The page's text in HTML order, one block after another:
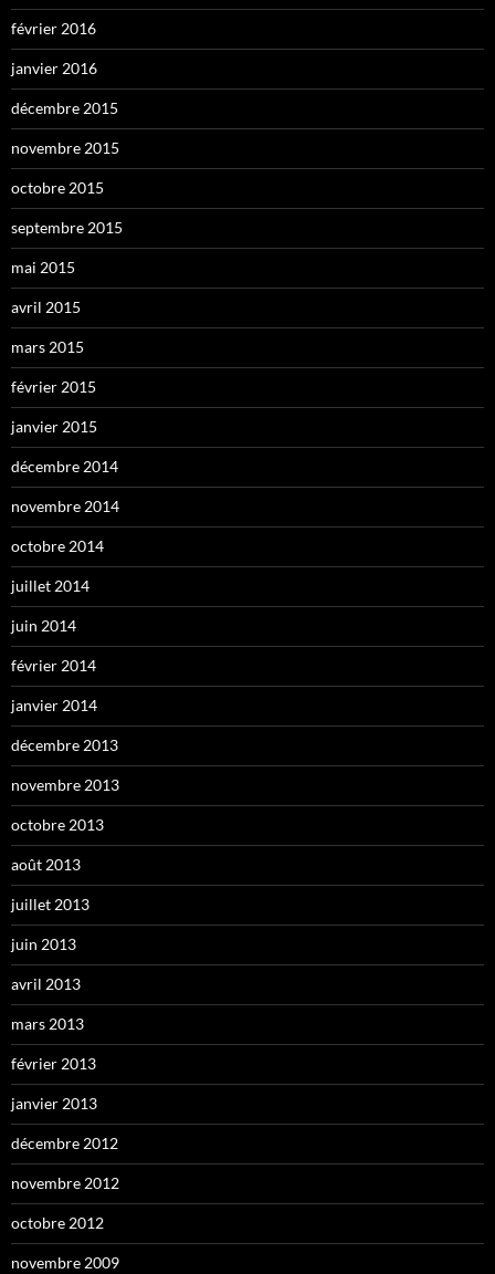
février 2016
janvier 2016
décembre 2015
novembre 2015
octobre 2015
septembre 2015
mai 2015
avril 2015
mars 2015
février 2015
janvier 2015
décembre 2014
novembre 2014
octobre 2014
juillet 2014
juin 2014
février 2014
janvier 2014
décembre 2013
novembre 2013
octobre 2013
août 2013
juillet 2013
juin 2013
avril 2013
mars 2013
février 2013
janvier 2013
décembre 2012
novembre 2012
octobre 2012
novembre 2009